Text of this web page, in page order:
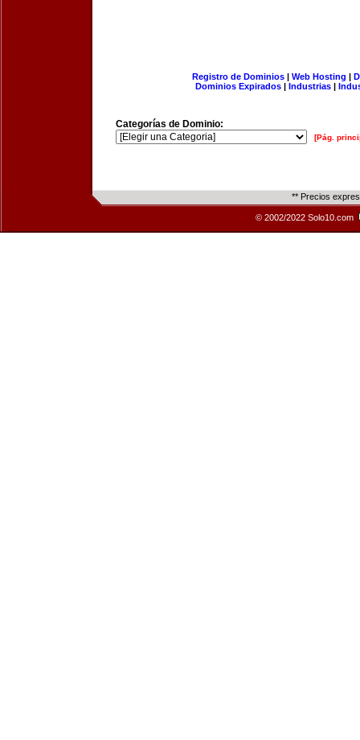
Registro de Dominios| Web Hosting |
Dominios Expirados | Industrias |
Categorías de Dominio:
[Pág.
** Precios
© 2002/2022 Solo10.com